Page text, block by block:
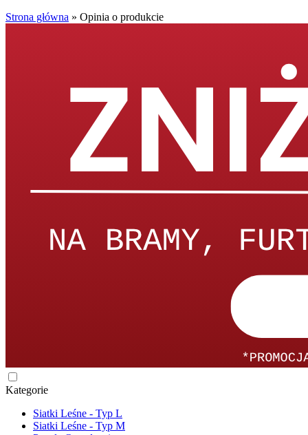
Strona główna » Opinia o produkcie
Kategorie
Siatki Leśne - Typ L
Siatki Leśne - Typ M